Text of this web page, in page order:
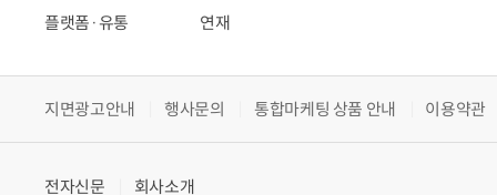
플랫폼·유통
연재
지면광고안내 행사문의 통합마케팅 상품 안내 이용약관
전자신문
회사소개